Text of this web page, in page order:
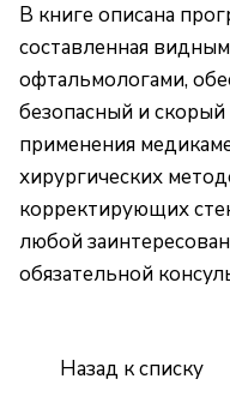
В книге описана
составленная
офтальмологами,
безопасный и
применения
хирургических
корректирующих
любой
обязательной
Назад к списку